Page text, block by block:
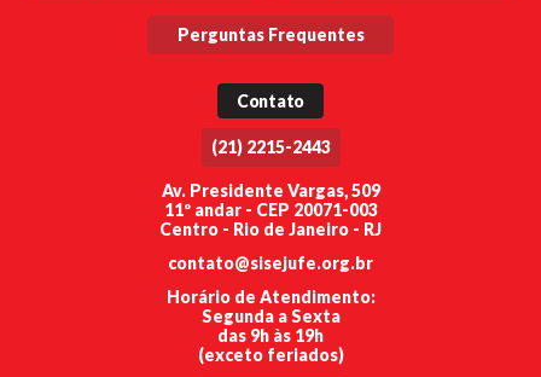
Perguntas Frequentes
Contato
(21) 2215-2443
Av. Presidente Vargas, 509
11º andar - CEP 20071-003
Centro - Rio de Janeiro - RJ
contato@sisejufe.org.br
Horário de Atendimento:
Segunda a Sexta
das 9h às 19h
(exceto feriados)